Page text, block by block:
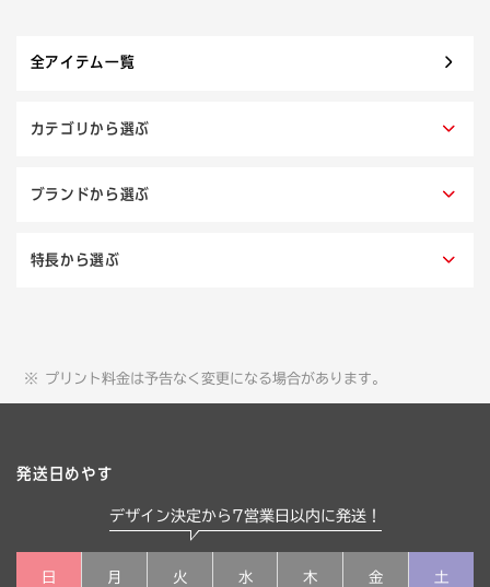
全アイテム一覧
カテゴリから選ぶ
ブランドから選ぶ
特長から選ぶ
プリント料金は予告なく変更になる場合があります。
発送日めやす
デザイン決定から7営業日以内に発送！
日 月 火 水 木 金 土